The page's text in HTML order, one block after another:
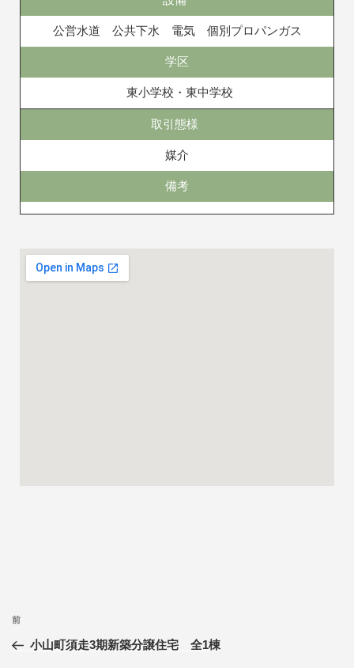
公営水道 公共下水 電気 個別プロパンガス
学区
東小学校・東中学校
取引態様
媒介
備考
前
小山町須走3期新築分譲住宅 全1棟